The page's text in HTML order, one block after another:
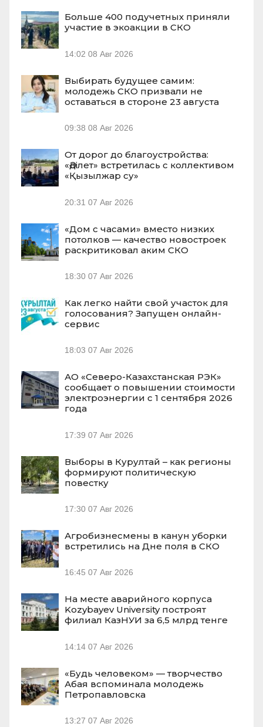
Больше 400 подучетных приняли
участие в экоакции в СКО
14:02 08 Авг 2026
Выбирать будущее самим:
молодежь СКО призвали не
оставаться в стороне 23 августа
09:38 08 Авг 2026
От дорог до благоустройства:
«Әділет» встретилась с коллективом
«Қызылжар су»
20:31 07 Авг 2026
«Дом с часами» вместо низких
потолков — качество новостроек
раскритиковал аким СКО
18:30 07 Авг 2026
Как легко найти свой участок для
голосования? Запущен онлайн-
сервис
18:03 07 Авг 2026
АО «Северо-Казахстанская РЭК»
сообщает о повышении стоимости
электроэнергии с 1 сентября 2026
года
17:39 07 Авг 2026
Выборы в Курултай – как регионы
формируют политическую
повестку
17:30 07 Авг 2026
Агробизнесмены в канун уборки
встретились на Дне поля в СКО
16:45 07 Авг 2026
На месте аварийного корпуса
Kozybayev University построят
филиал КазНУИ за 6,5 млрд тенге
14:14 07 Авг 2026
«Будь человеком» — творчество
Абая вспоминала молодежь
Петропавловска
13:27 07 Авг 2026